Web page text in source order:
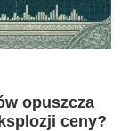
opuszcza
ceny?